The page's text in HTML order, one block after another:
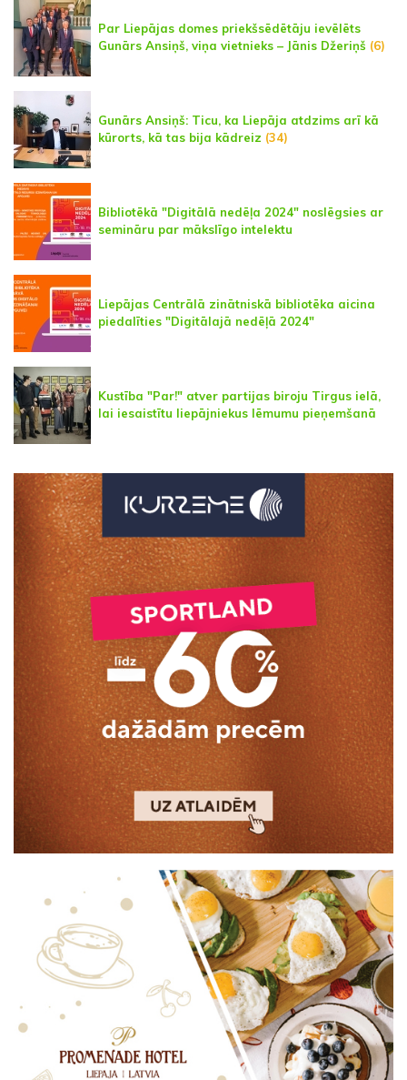
Par Liepājas domes priekšsēdētāju ievēlēts
Gunārs Ansiņš, viņa vietnieks – Jānis Džeriņš (6)
Gunārs Ansiņš: Ticu, ka Liepāja atdzims arī kā
kūrorts, kā tas bija kādreiz (34)
Bibliotēkā "Digitālā nedēļa 2024" noslēgsies ar
semināru par mākslīgo intelektu
Liepājas Centrālā zinātniskā bibliotēka aicina
piedalīties "Digitālajā nedēļā 2024"
Kustība "Par!" atver partijas biroju Tirgus ielā,
lai iesaistītu liepājniekus lēmumu pieņemšanā